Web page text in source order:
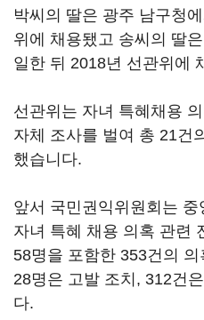
박씨의 딸은 광주 남구청
위에 채용됐고 송씨의 딸
일한 뒤 2018년 선관위에
선관위는 자녀 특혜채용
자체 조사를 벌여 총 21건
했습니다.
앞서 국민권익위원회는 중
자녀 특혜 채용 의혹 관련
58명을 포함한 353건의
28명은 고발 조치, 312건
다.